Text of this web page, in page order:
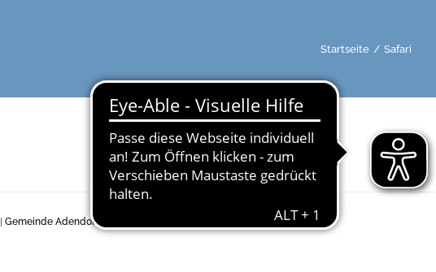
Startseite / Safari
Gemeinde Adendorf